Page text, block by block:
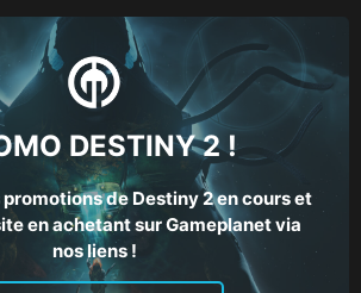
DESTINY 2 !
de Destiny 2 en cours et
en achetant sur Gameplanet via
nos liens !